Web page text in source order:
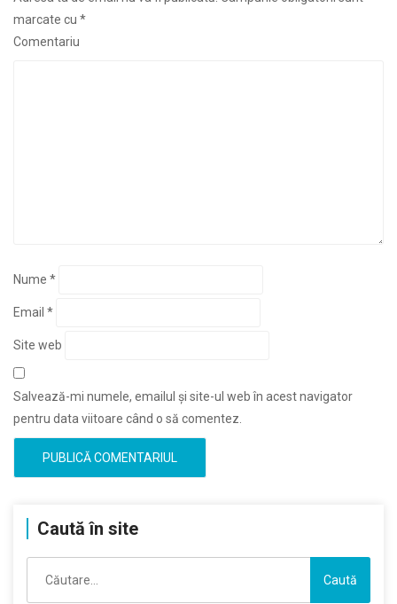
marcate cu *
Comentariu
Nume *
Email *
Site web
Salvează-mi numele, emailul și site-ul web în acest navigator
pentru data viitoare când o să comentez.
Caută în site
după: